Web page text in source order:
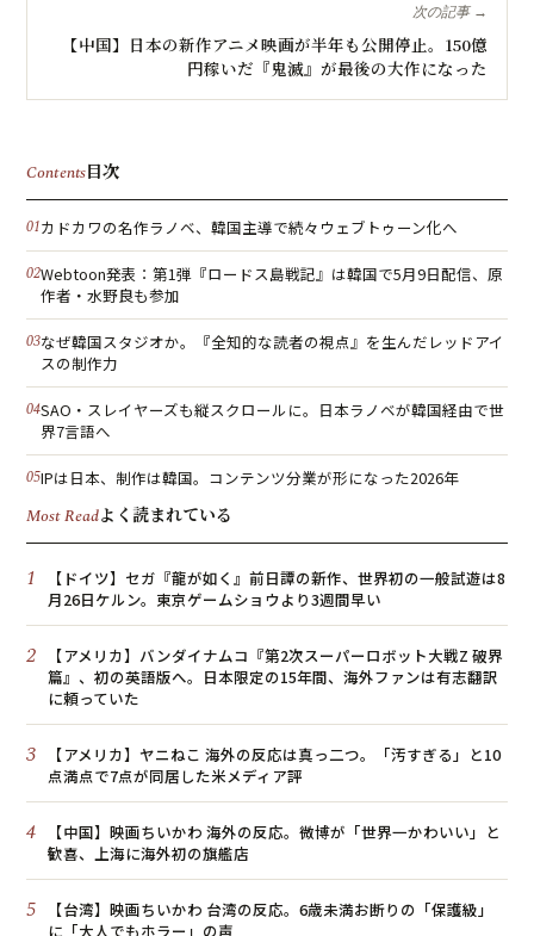
次の記事 →
【中国】日本の新作アニメ映画が半年も公開停止。150億
円稼いだ『鬼滅』が最後の大作になった
Contents目次
カドカワの名作ラノベ、韓国主導で続々ウェブトゥーン化へ
Webtoon発表：第1弾『ロードス島戦記』は韓国で5月9日配信、原
作者・水野良も参加
なぜ韓国スタジオか。『全知的な読者の視点』を生んだレッドアイ
スの制作力
SAO・スレイヤーズも縦スクロールに。日本ラノベが韓国経由で世
界7言語へ
IPは日本、制作は韓国。コンテンツ分業が形になった2026年
Most Readよく読まれている
1
【ドイツ】セガ『龍が如く』前日譚の新作、世界初の一般試遊は8
月26日ケルン。東京ゲームショウより3週間早い
2
【アメリカ】バンダイナムコ『第2次スーパーロボット大戦Z 破界
篇』、初の英語版へ。日本限定の15年間、海外ファンは有志翻訳
に頼っていた
3
【アメリカ】ヤニねこ 海外の反応は真っ二つ。「汚すぎる」と10
点満点で7点が同居した米メディア評
4
【中国】映画ちいかわ 海外の反応。微博が「世界一かわいい」と
歓喜、上海に海外初の旗艦店
5
【台湾】映画ちいかわ 台湾の反応。6歳未満お断りの「保護級」
に「大人でもホラー」の声